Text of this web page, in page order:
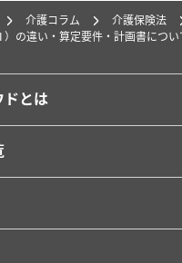
介護コラム 介護保険法
の違い・算定要件・計画書につい
ドとは